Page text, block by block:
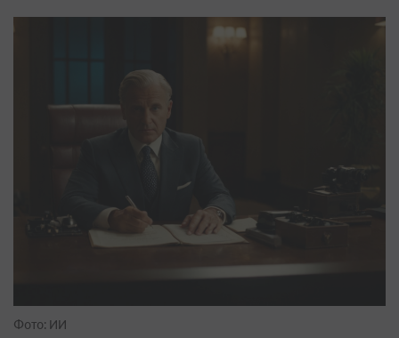
Фото: ИИ